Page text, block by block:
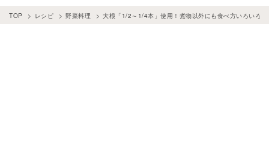
TOP レシピ 野菜料理 大根「1/2～1/4本」使用！煮物以外にも食べ方いろいろ